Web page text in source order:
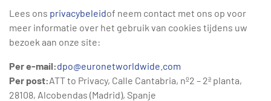
Lees ons privacybeleidof neem contact met ons op voor
meer informatie over het gebruik van cookies tijdens uw
bezoek aan onze site:
Per e-mail:dpo@euronetworldwide.com
Per post:ATT to Privacy, Calle Cantabria, nº2 – 2ª planta,
28108, Alcobendas (Madrid), Spanje